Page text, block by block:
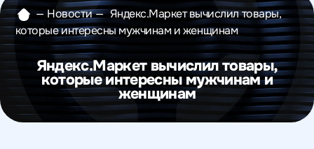
Разработка прототипов
Разработка контента
Реклама у блогеров
Веб-аналитика
— Новости — Яндекс.Маркет вычислил товары,
которые интересны мужчинам и женщинам
Яндекс.Маркет вычислил товары,
которые интересны мужчинам и
женщинам